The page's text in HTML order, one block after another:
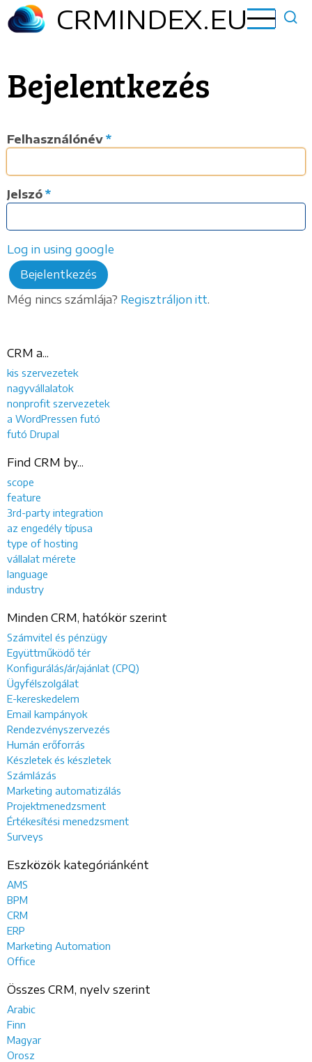
Ugrás
CRMINDEX.EU
Bejelentkezés
Felhasználónév
Jelszó
Log in using google
Még nincs számlája? Regisztráljon itt.
CRM a...
kis szervezetek
nagyvállalatok
nonprofit szervezetek
a WordPressen futó
futó Drupal
Find CRM by...
scope
feature
3rd-party integration
az engedély típusa
type of hosting
vállalat mérete
language
industry
Minden CRM, hatókör szerint
Számvitel és pénzügy
Együttműködő tér
Konfigurálás/ár/ajánlat (CPQ)
Ügyfélszolgálat
E-kereskedelem
Email kampányok
Rendezvényszervezés
Humán erőforrás
Készletek és készletek
Számlázás
Marketing automatizálás
Projektmenedzsment
Értékesítési menedzsment
Surveys
Eszközök kategóriánként
AMS
BPM
CRM
ERP
Marketing Automation
Office
Összes CRM, nyelv szerint
Arabic
Finn
Magyar
Orosz